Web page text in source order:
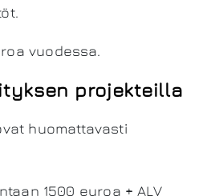
vuodessa.
projekteilla
huomattavasti
1500 euroa + ALV